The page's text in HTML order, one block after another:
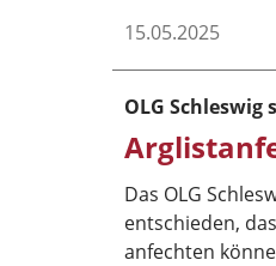
15.05.2025
OLG
Das OLG
entschieden,
anfechten